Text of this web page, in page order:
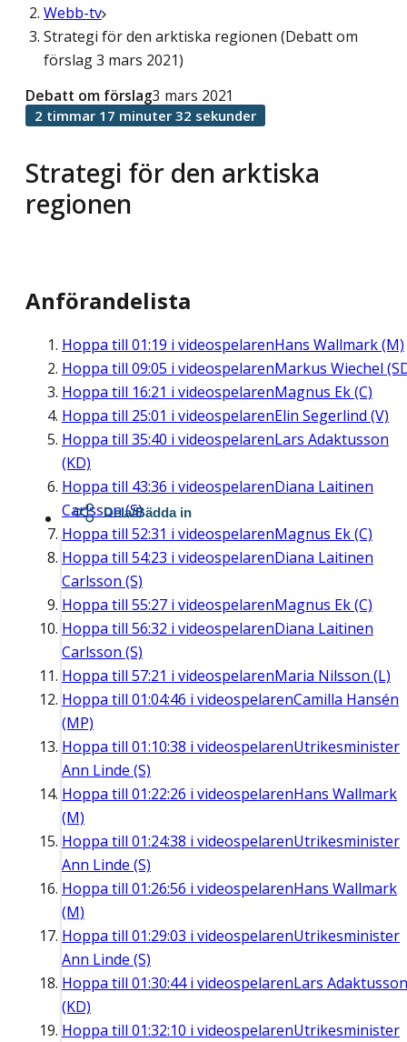
Webb-tv
Strategi för den arktiska regionen (Debatt om
förslag 3 mars 2021)
Strategi för den arktiska
regionen
Debatt om förslag3 mars 2021
2 timmar 17 minuter 32 sekunder
Anförandelista
Hoppa till 01:19 i videospelarenHans Wallmark (M)
Hoppa till 09:05 i videospelarenMarkus Wiechel
Hoppa till 16:21 i videospelarenMagnus Ek (C)
Hoppa till 25:01 i videospelarenElin Segerlind (V)
Hoppa till 35:40 i videospelarenLars Adaktusson
(KD)
Hoppa till 43:36 i videospelarenDiana Laitinen
Carlsson (S)
Hoppa till 52:31 i videospelarenMagnus Ek (C)
Hoppa till 54:23 i videospelarenDiana Laitinen
Carlsson (S)
Hoppa till 55:27 i videospelarenMagnus Ek (C)
Hoppa till 56:32 i videospelarenDiana Laitinen
Carlsson (S)
Hoppa till 57:21 i videospelarenMaria Nilsson (L)
Hoppa till 01:04:46 i videospelarenCamilla Hansén
(MP)
Hoppa till 01:10:38 i videospelarenUtrikesminister
Ann Linde (S)
Hoppa till 01:22:26 i videospelarenHans Wallmark
(M)
Hoppa till 01:24:38 i videospelarenUtrikesminister
Ann Linde (S)
Hoppa till 01:26:56 i videospelarenHans Wallmark
(M)
Hoppa till 01:29:03 i videospelarenUtrikesminister
Ann Linde (S)
Hoppa till 01:30:44i videospelarenLars Adaktusson
(KD)
Hoppa till 01:32:10 i videospelarenUtrikesminister
Dela/Bädda in